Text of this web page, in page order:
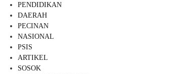
PENDIDIKAN
DAERAH
PECINAN
NASIONAL
PSIS
ARTIKEL
SOSOK